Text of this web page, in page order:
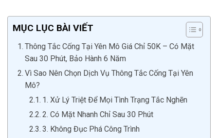
MỤC LỤC BÀI VIẾT
Thông Tắc Cống Tại Yên Mô Giá Chỉ 50K – Có Mặt
Sau 30 Phút, Bảo Hành 6 Năm
Vì Sao Nên Chọn Dịch Vụ Thông Tắc Cống Tại Yên
Mô?
1. Xử Lý Triệt Để Mọi Tình Trạng Tắc Nghẽn
2. Có Mặt Nhanh Chỉ Sau 30 Phút
3. Không Đục Phá Công Trình